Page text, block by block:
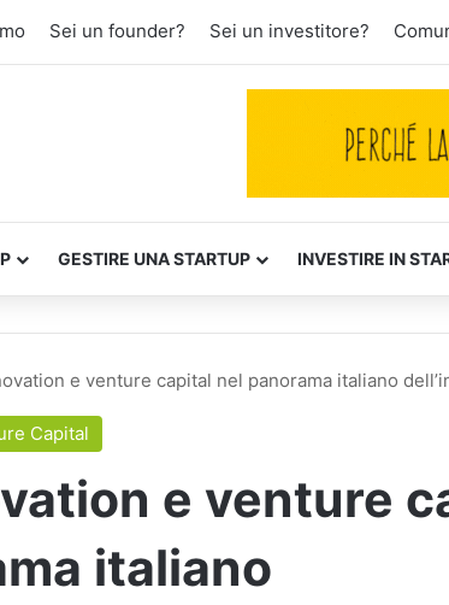
Sei un founder? Sei un investitore?
GESTIRE UNA STARTUP INVESTIRE IN
e venture capital nel panorama italiano
Capital
e venture
italiano